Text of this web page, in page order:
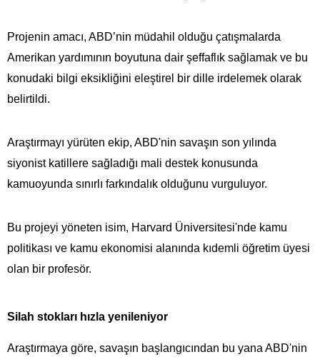
Projenin amacı, ABD’nin müdahil olduğu çatışmalarda
Amerikan yardımının boyutuna dair şeffaflık sağlamak ve bu
konudaki bilgi eksikliğini eleştirel bir dille irdelemek olarak
belirtildi.
Araştırmayı yürüten ekip, ABD'nin savaşın son yılında
siyonist katillere sağladığı mali destek konusunda
kamuoyunda sınırlı farkındalık olduğunu vurguluyor.
Bu projeyi yöneten isim, Harvard Üniversitesi'nde kamu
politikası ve kamu ekonomisi alanında kıdemli öğretim üyesi
olan bir profesör.
Silah stokları hızla yenileniyor
Araştırmaya göre, savaşın başlangıcından bu yana ABD'nin